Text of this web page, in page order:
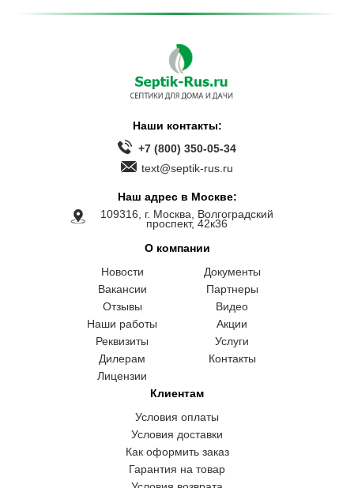
Наши контакты:
+7 (800) 350-05-34
text@septik-rus.ru
Наш адрес в Москве:
109316, г. Москва, Волгоградский
проспект, 42к36
О компании
Новости
Документы
Вакансии
Партнеры
Отзывы
Видео
Наши работы
Акции
Реквизиты
Услуги
Дилерам
Контакты
Лицензии
Клиентам
Условия оплаты
Условия доставки
Как оформить заказ
Гарантия на товар